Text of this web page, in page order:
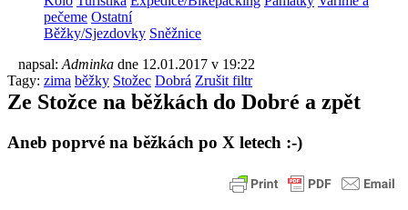
pečeme Ostatní
Běžky/Sjezdovky Sněžnice
napsal: Adminka dne 12.01.2017 v 19:22
Tagy: zima běžky Stožec Dobrá Zrušit filtr
Ze Stožce na běžkách do Dobré a zpět
Aneb poprvé na běžkách po X letech :-)